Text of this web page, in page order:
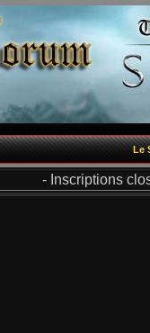
Le
- Inscriptions